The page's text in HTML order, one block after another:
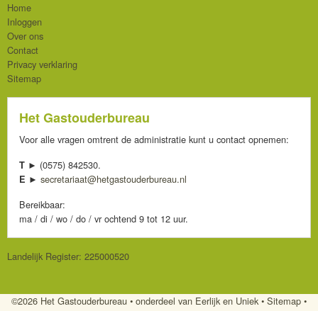
Home
Inloggen
Over ons
Contact
Privacy verklaring
Sitemap
Het Gastouderbureau
Voor alle vragen omtrent de administratie kunt u contact opnemen:
T ► (0575) 842530.
E ► secretariaat@hetgastouderbureau.nl
Bereikbaar:
ma / di / wo / do / vr ochtend 9 tot 12 uur.
Landelijk Register: 225000520
©2026 Het Gastouderbureau • onderdeel van Eerlijk en Uniek• Sitemap •